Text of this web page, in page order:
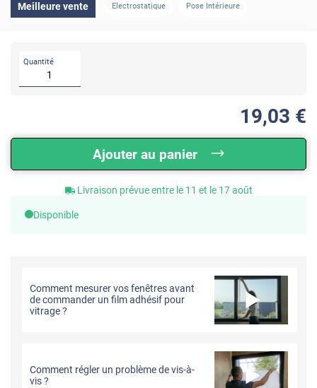
Meilleure vente Electrostatique Pose Intérieure
Quantité
19,03 €
Ajouter au panier
Livraison prévue entre le 11 et le 17 août
Disponible
Comment mesurer vos fenêtres avant
de commander un film adhésif pour
vitrage ?
Comment régler un problème de vis-à-
vis ?